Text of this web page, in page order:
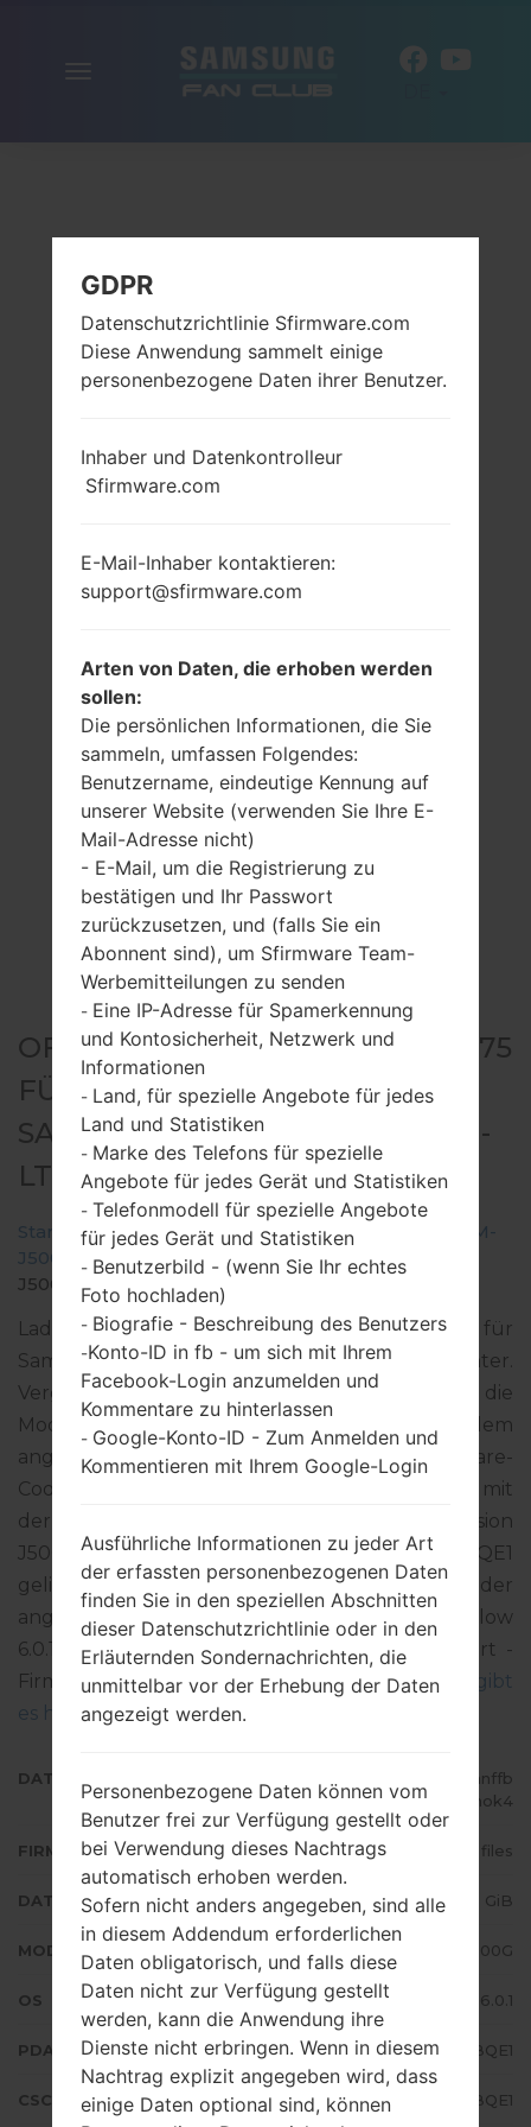
OFFIZIELLER FIRMWARE #16375
FÜR SM-J500G -
SAMSUNGGALAXY J5 DUOS TD-
LTE
Startseite →Galaxy J5 Duos TD-LTE →
SamsungSM-
J500G
→SM-
J500G_1_20170511182026_mnffb2mok4.zip
Laden Sie das neueste Firmware-Update für
Samsung Galaxy J5 Duos TD-LTE herunter.
Vergessen Sie jedoch nicht zu überprüfen, ob die
Modellnummer Ihres Smartphones dem
angegebenen SM-J500G entspricht. Der Firmware-
Code XID ist für INDONESIA. Das Produkt wird mit
der PDA-Version J500GXXU1BQE1 und CSC-Version
J500GOLB1BQE1, MODEM-Version J500GXXU1BQE1
geliefert. Die Betriebssystemversion der
angegebenen Firmware ist Android Marshmallow
6.0.1. Detalierte Anleitung, wie man die Standart -
Firmware auf Samsung-Geräten geflascht wird,
gibt
es hier
DATEINAME
SM-J500G_1_20170511182026_mnffb
2mok4
FIRMWARE TYP 4 files
DATEIGRÖSSE 1.15 GiB
MODELL Samsung SM-J500G
OS Android Marshmallow 6.0.1
PDA/AP AUSFÜHRUNG J500GXXU1BQE1
CSC AUSFÜHRUNG J500GOLB1BQE1
GDPR
Datenschutzrichtlinie Sfirmware.com
Diese Anwendung sammelt einige
personenbezogene Daten ihrer Benutzer.
Inhaber und Datenkontrolleur
Sfirmware.com
E-Mail-Inhaber kontaktieren:
support@sfirmware.com
Arten von Daten, die erhoben werden
sollen:
Die persönlichen Informationen, die Sie
sammeln, umfassen Folgendes:
Benutzername, eindeutige Kennung auf
unserer Website (verwenden Sie Ihre E-
Mail-Adresse nicht)
- E-Mail, um die Registrierung zu
bestätigen und Ihr Passwort
zurückzusetzen, und (falls Sie ein
Abonnent sind), um Sfirmware Team-
Werbemitteilungen zu senden
- Eine IP-Adresse für Spamerkennung
und Kontosicherheit, Netzwerk und
Informationen
- Land, für spezielle Angebote für jedes
Land und Statistiken
- Marke des Telefons für spezielle
Angebote für jedes Gerät und Statistiken
- Telefonmodell für spezielle Angebote
für jedes Gerät und Statistiken
- Benutzerbild - (wenn Sie Ihr echtes
Foto hochladen)
- Biografie - Beschreibung des Benutzers
-Konto-ID in fb - um sich mit Ihrem
Facebook-Login anzumelden und
Kommentare zu hinterlassen
- Google-Konto-ID - Zum Anmelden und
Kommentieren mit Ihrem Google-Login
Ausführliche Informationen zu jeder Art
der erfassten personenbezogenen Daten
finden Sie in den speziellen Abschnitten
dieser Datenschutzrichtlinie oder in den
Erläuternden Sondernachrichten, die
unmittelbar vor der Erhebung der Daten
angezeigt werden.
Personenbezogene Daten können vom
Benutzer frei zur Verfügung gestellt oder
bei Verwendung dieses Nachtrags
automatisch erhoben werden.
Sofern nicht anders angegeben, sind alle
in diesem Addendum erforderlichen
Daten obligatorisch, und falls diese
Daten nicht zur Verfügung gestellt
werden, kann die Anwendung ihre
Dienste nicht erbringen. Wenn in diesem
Nachtrag explizit angegeben wird, dass
einige Daten optional sind, können